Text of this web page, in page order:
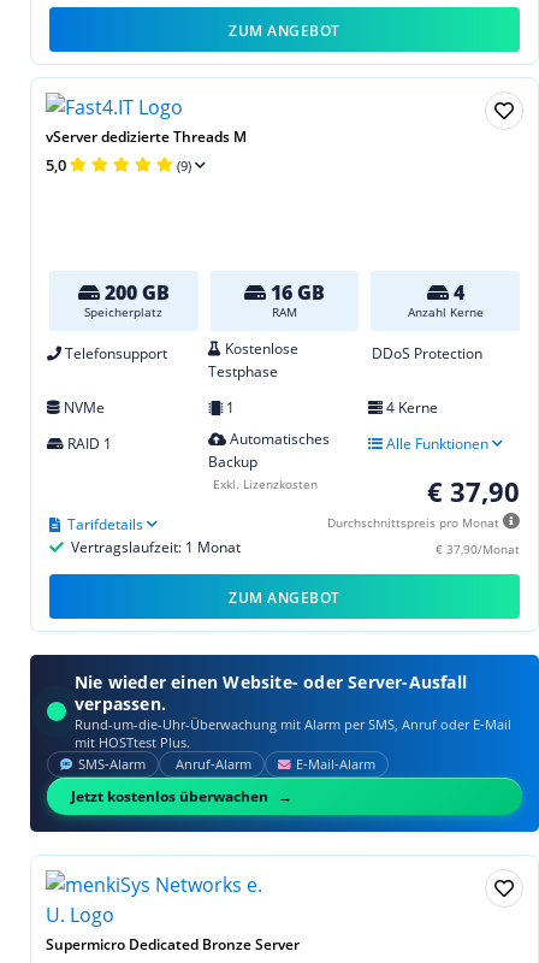
ZUM ANGEBOT
vServer dedizierte Threads M
5,0 (9)
200 GB
Speicherplatz
16 GB
RAM
4
Anzahl Kerne
Telefonsupport
Kostenlose
Testphase
DDoS Protection
NVMe 1
4 Kerne
RAID 1
Automatisches
Backup
Alle Funktionen
€ 37,90
Durchschnittspreis pro Monat
€ 37,90/Monat
Vertragslaufzeit: 1 Monat
Tarifdetails
Exkl. Lizenzkosten
ZUM ANGEBOT
Nie wieder einen Website- oder Server-Ausfall
verpassen.
Rund-um-die-Uhr-Überwachung mit Alarm per SMS, Anruf oder E‑Mail
mit HOSTtest Plus.
SMS‑Alarm Anruf‑Alarm E‑Mail‑Alarm
Jetzt kostenlos überwachen
Supermicro Dedicated Bronze Server